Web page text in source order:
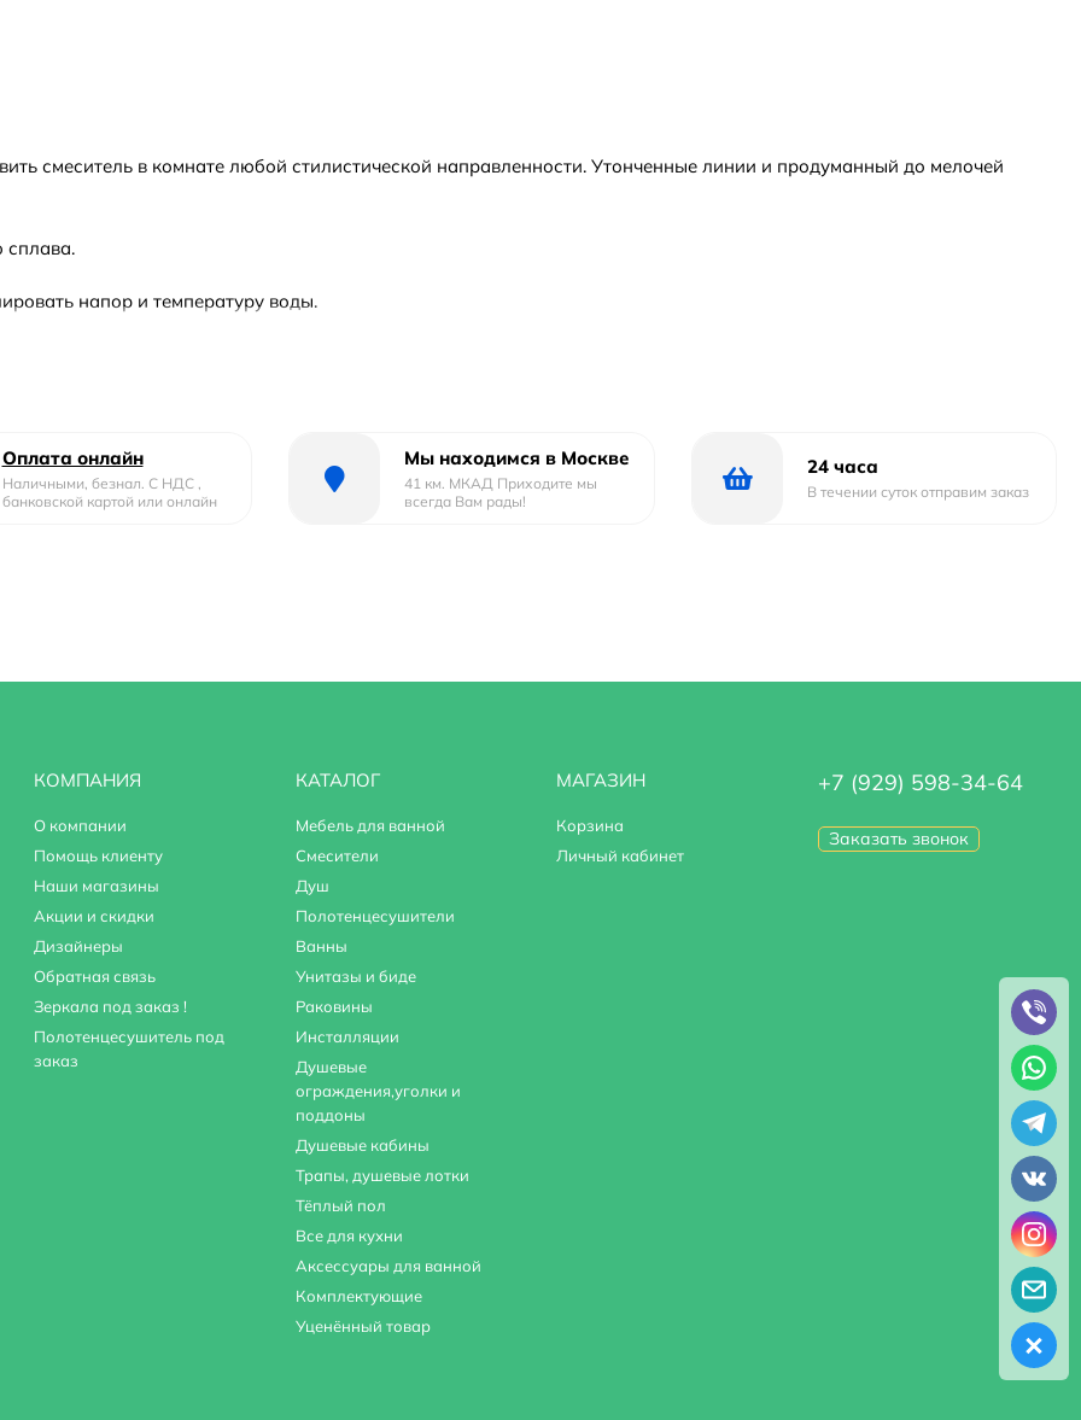
смеситель в комнате любой стилистической направленности. Утонченные линии и продуманный до мелочей
сплава.
напор и температуру воды.
Оплата онлайн
Наличными, безнал. С НДС ,
банковской картой или онлайн
Мы находимся в Москве
41 км. МКАД Приходите мы
всегда Вам рады!
24 часа
В течении суток отправим заказ
КОМПАНИЯ
О компании
Помощь клиенту
Наши магазины
Акции и скидки
Дизайнеры
Обратная связь
Зеркала под заказ !
Полотенцесушитель под
заказ
КАТАЛОГ
Мебель для ванной
Смесители
Душ
Полотенцесушители
Ванны
Унитазы и биде
Раковины
Инсталляции
Душевые
ограждения,уголки и
поддоны
Душевые кабины
Трапы, душевые лотки
Тёплый пол
Все для кухни
Аксессуары для ванной
Комплектующие
Уценённый товар
МАГАЗИН
Корзина
Личный кабинет
+7 (929) 598-34-64
Заказать звонок